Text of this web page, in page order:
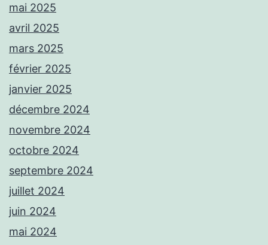
mai 2025
avril 2025
mars 2025
février 2025
janvier 2025
décembre 2024
novembre 2024
octobre 2024
septembre 2024
juillet 2024
juin 2024
mai 2024